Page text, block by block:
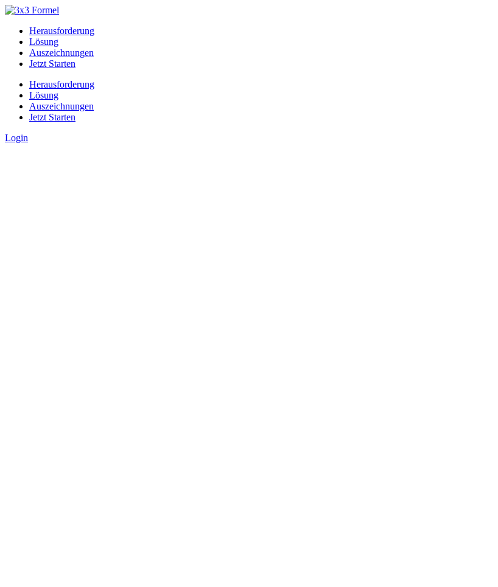
Herausforderung
Lösung
Auszeichnungen
Jetzt Starten
Herausforderung
Lösung
Auszeichnungen
Jetzt Starten
Login